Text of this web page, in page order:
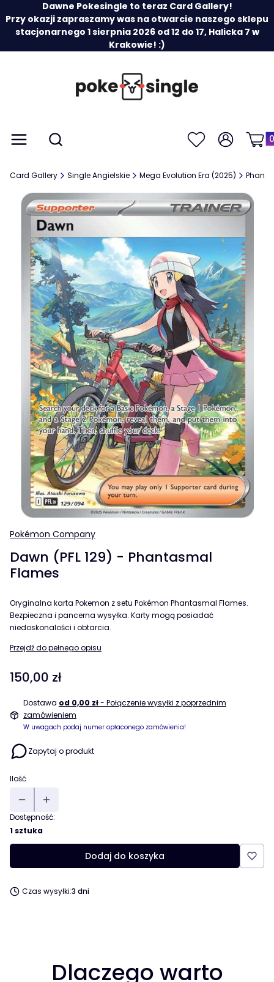
Dawne Pokesingle to teraz Card Gallery!
Przy okazji zapraszamy was na otwarcie naszego sklepu
stacjonarnego 1 sierpnia 2026 od 12 do 17, Halicka 7 w
Krakowie! :)
Menu Otwórz wyszukiwarkę
Szukaj UlubioneZaloguj się
Card Gallery Single Angielskie Mega Evolution Era (2025)
Pokémon Company
Dawn (PFL 129) - Phantasmal
Flames
Oryginalna karta Pokemon z setu Pokémon Phantasmal Flames.
Bezpieczna i pancerna wysyłka. Karty mogą posiadać
niedoskonalości i obtarcia.
Przejdź do pełnego opisu
Cena
150,00 zł
Dostawa od 0,00 zł- Połączenie wysyłki z poprzednim
zamówieniem
W uwagach podaj numer opłaconego zamówienia!
Zapytaj o produkt
Ilość
Dostępność:
1 sztuka
Dodaj do koszyka
Czas wysyłki:3 dni
Dlaczego warto